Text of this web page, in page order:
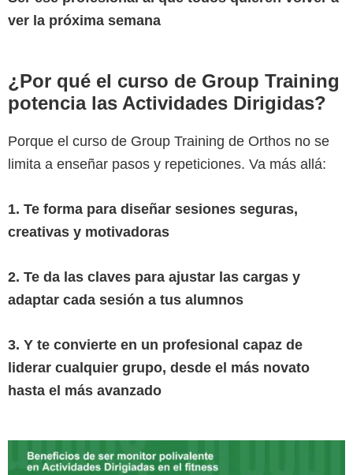
ver la próxima semana
¿Por qué el curso de Group Training
potencia las Actividades Dirigidas?
Porque el curso de Group Training de Orthos no se
limita a enseñar pasos y repeticiones. Va más allá:
1. Te forma para diseñar sesiones seguras,
creativas y motivadoras
2. Te da las claves para ajustar las cargas y
adaptar cada sesión a tus alumnos
3. Y te convierte en un profesional capaz de
liderar cualquier grupo, desde el más novato
hasta el más avanzado